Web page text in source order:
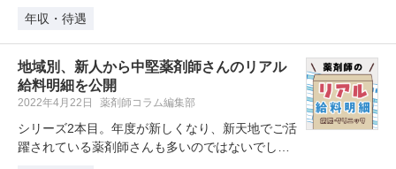
年収・待遇
地域別、新人から中堅薬剤師さんのリアル
給料明細を公開
2022年4月22日 薬剤師コラム編集部
シリーズ2本目。年度が新しくなり、新天地でご活
躍されている薬剤師さんも多いのではないでしょ